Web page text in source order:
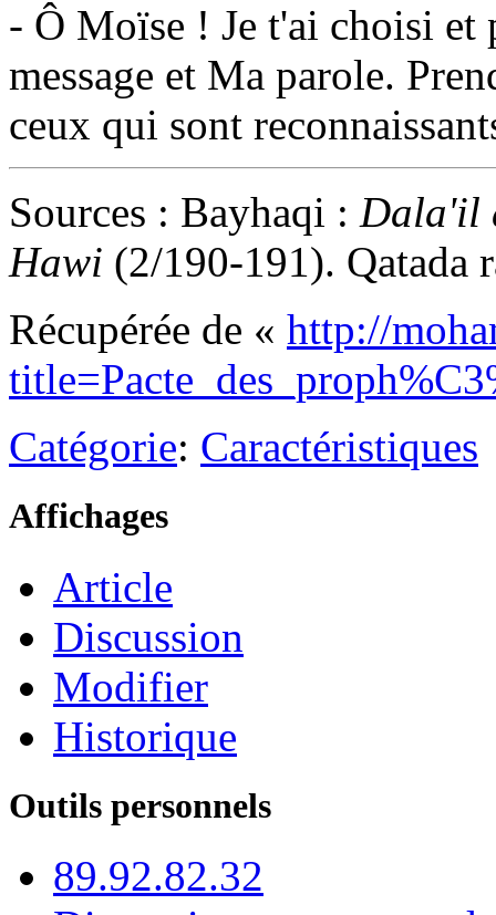
- Ô Moïse ! Je t'ai choisi et
message et Ma parole.
ceux qui sont
Sources : Bayhaqi : Dala'il
Hawi (2/190-191). Qatada
Récupérée de « http://
Catégorie: Caractéristiques
Affichages
Article
Discussion
Modifier
Historique
Outils personnels
89.92.82.32